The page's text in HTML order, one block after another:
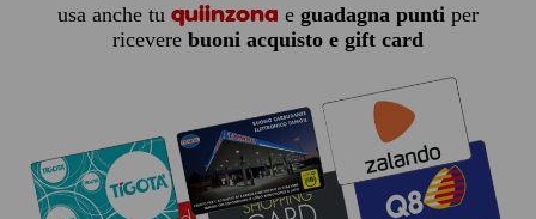
usa anche tu quiinzona e guadagna puntiper
ricevere buoni acquisto e gift card